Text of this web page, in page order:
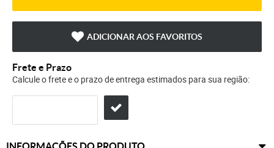
ADICIONAR AOS FAVORITOS
Frete e Prazo
Calcule o frete e o prazo de entrega estimados para sua região: